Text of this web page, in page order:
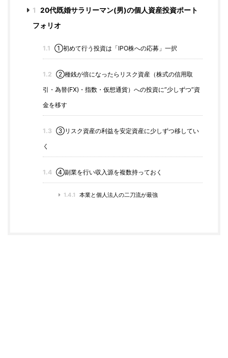
1
20代既婚サラリーマン(男)の個人資産投資ポート
フォリオ
1.1 ①初めて行う投資は「IPO株への応募」一択
1.2 ②種銭が倍になったらリスク資産（株式の信用取
引・為替(FX)・指数・仮想通貨）への投資に”少しずつ”資
金を移す
1.3 ③リスク資産の利益を安定資産に少しずつ移してい
く
1.4 ④副業を行い収入源を複数持っておく
1.4.1 本業と個人法人の二刀流が最強